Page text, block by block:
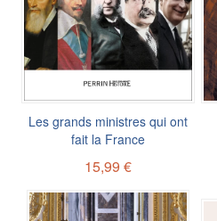
Les grands ministres qui ont
fait la France
15,99 €